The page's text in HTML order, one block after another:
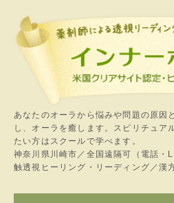
あなたのオーラから悩みや問題の原因
し、オーラを癒します。スピリチュア
たい方はスクールで学べます。
神奈川県川崎市／全国遠隔可（電話
触透視ヒーリング・リーディング／漢